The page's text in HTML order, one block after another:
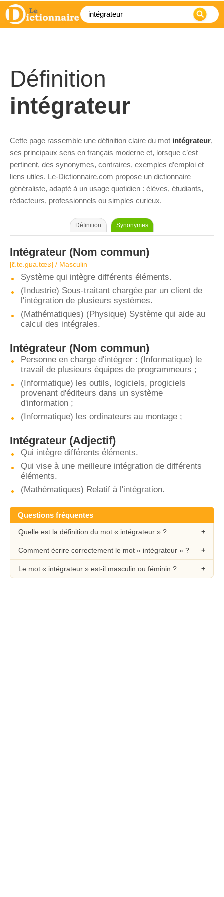
Définition
intégrateur
Cette page rassemble une définition claire du mot intégrateur,
ses principaux sens en français moderne et, lorsque c’est
pertinent, des synonymes, contraires, exemples d’emploi et
liens utiles. Le-Dictionnaire.com propose un dictionnaire
généraliste, adapté à un usage quotidien : élèves, étudiants,
rédacteurs, professionnels ou simples curieux.
Définition Synonymes
Intégrateur (Nom commun)
[ɛ̃.te.ɡʁa.tœʁ] / Masculin
Système qui intègre différents éléments.
(Industrie) Sous-traitant chargée par un client de
l'intégration de plusieurs systèmes.
(Mathématiques) (Physique) Système qui aide au
calcul des intégrales.
Intégrateur (Nom commun)
Personne en charge d'intégrer : (Informatique) le
travail de plusieurs équipes de programmeurs ;
(Informatique) les outils, logiciels, progiciels
provenant d'éditeurs dans un système
d'information ;
(Informatique) les ordinateurs au montage ;
Intégrateur (Adjectif)
Qui intègre différents éléments.
Qui vise à une meilleure intégration de différents
éléments.
(Mathématiques) Relatif à l'intégration.
Questions fréquentes
Quelle est la définition du mot « intégrateur » ?
Comment écrire correctement le mot « intégrateur » ?
Le mot « intégrateur » est-il masculin ou féminin ?